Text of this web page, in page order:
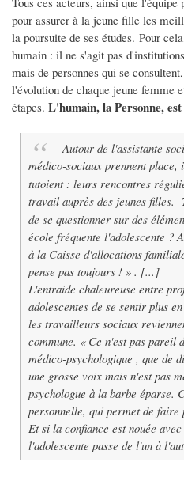
pour assurer à la jeune fille les
la poursuite de ses études. Pour
humain : il ne s'agit pas
mais de personnes qui se
l'évolution de chaque jeune femme
étapes. L'humain, la Personne,
Autour de l'assistante
médico-sociaux prennent place,
tutoient : leurs rencontres
travail auprès des jeunes filles.
de se questionner sur des
école fréquente l'adolescente ?
à la Caisse d'allocations
pense pas toujours ! » . [...]
L'entraide chaleureuse entre
adolescentes de se sentir plus
les travailleurs sociaux
commune. « Ce n'est pas pareil
médico-psychologique , que de
une grosse voix mais n'est pas
psychologue à la barbe éparse.
personnelle, qui permet de faire
Et si la confiance est nouée
l'adolescente passe de l'un à